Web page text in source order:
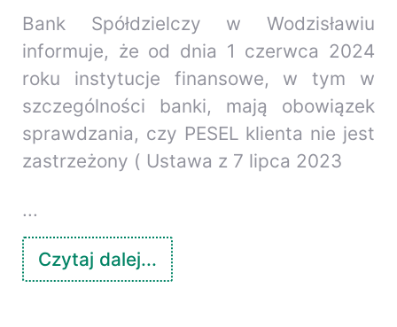
Bank Spółdzielczy w Wodzisławiu
informuje, że od dnia 1 czerwca 2024
roku instytucje finansowe, w tym w
szczególności banki, mają obowiązek
sprawdzania, czy PESEL klienta nie jest
zastrzeżony ( Ustawa z 7 lipca 2023
...
Czytaj dalej...